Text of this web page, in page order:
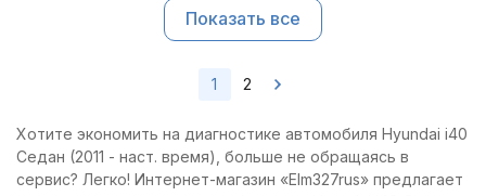
Показать все
1 2
Хотите экономить на диагностике автомобиля Hyundai i40
Седан (2011 - наст. время), больше не обращаясь в
сервис? Легко! Интернет-магазин «Elm327rus» предлагает